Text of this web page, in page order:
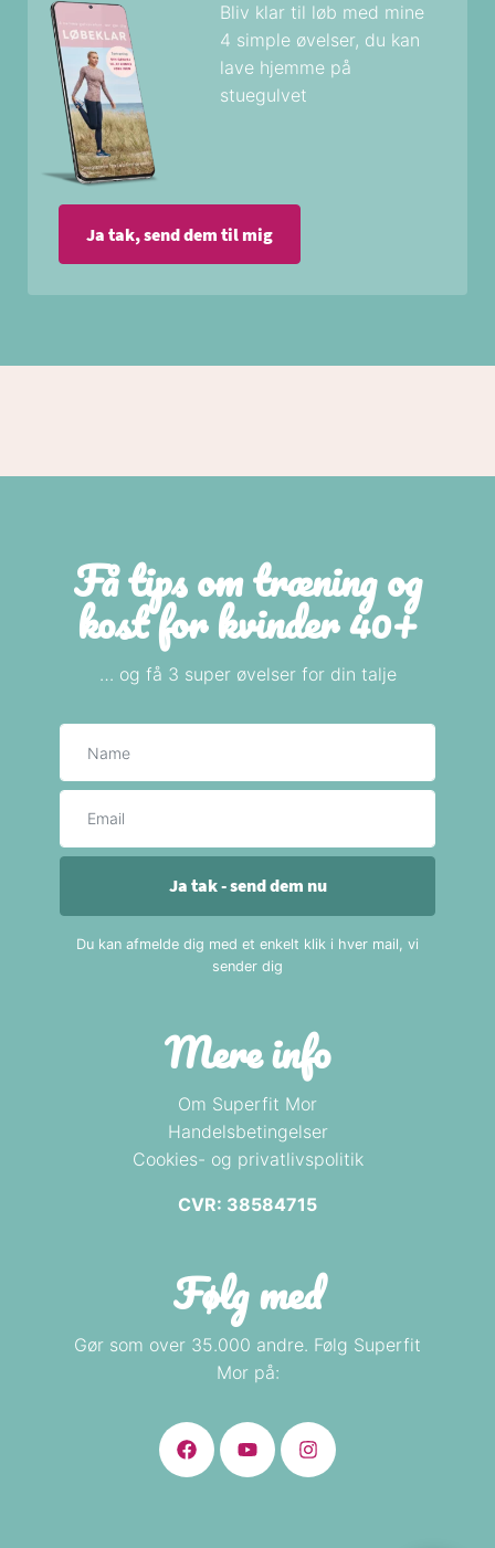
Bliv klar til løb med mine
4 simple øvelser, du kan
lave hjemme på
stuegulvet
Ja tak, send dem til mig
Mere info
Om Superfit Mor
Handelsbetingelser
Cookies- og privatlivspolitik
CVR: 38584715
Få tips om træning og
kost for kvinder 40+
… og få 3 super øvelser for din talje
Ja tak - send dem nu
Du kan afmelde dig med et enkelt klik i hver mail, vi
sender dig
Følg med
Gør som over 35.000 andre. Følg Superfit
Mor på: